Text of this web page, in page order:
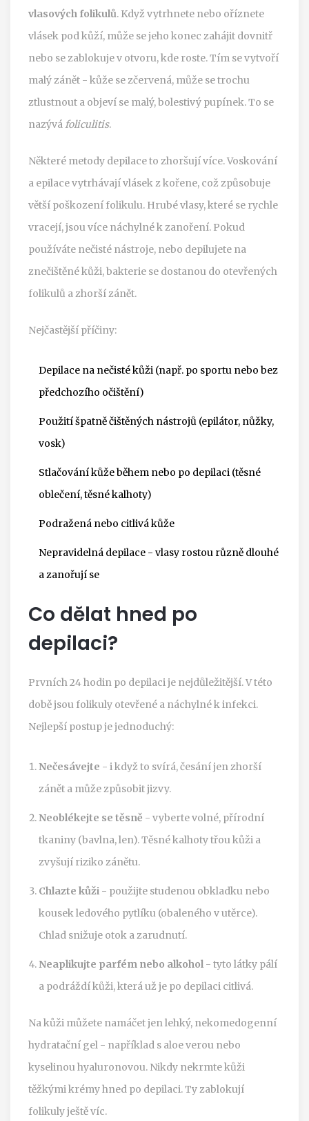
vlasových folikulů. Když vytrhnete nebo oříznete
vlásek pod kůží, může se jeho konec zahájit dovnitř
nebo se zablokuje v otvoru, kde roste. Tím se vytvoří
malý zánět - kůže se zčervená, může se trochu
ztlustnout a objeví se malý, bolestivý pupínek. To se
nazýváfoliculitis.
Některé metody depilace to zhoršují více. Voskování
a epilace vytrhávají vlásek z kořene, což způsobuje
větší poškození folikulu. Hrubé vlasy, které se rychle
vracejí, jsou více náchylné k zanoření. Pokud
používáte nečisté nástroje, nebo depilujete na
znečištěné kůži, bakterie se dostanou do otevřených
folikulů a zhorší zánět.
Nejčastější příčiny:
Depilace na nečisté kůži (např. po sportu nebo bez
předchozího očištění)
Použití špatně čištěných nástrojů (epilátor, nůžky,
vosk)
Stlačování kůže během nebo po depilaci (těsné
oblečení, těsné kalhoty)
Podražená nebo citlivá kůže
Nepravidelná depilace - vlasy rostou různě dlouhé
a zanořují se
Co dělat hned po
depilaci?
Prvních 24 hodin po depilaci je nejdůležitější. V této
době jsou folikuly otevřené a náchylné k infekci.
Nejlepší postup je jednoduchý:
Nečesávejte - i když to svírá, česání jen zhorší
zánět a může způsobit jizvy.
Neoblékejte se těsně - vyberte volné, přírodní
tkaniny (bavlna, len). Těsné kalhoty třou kůži a
zvyšují riziko zánětu.
Chlazte kůži - použijte studenou obkladku nebo
kousek ledového pytlíku (obaleného v utěrce).
Chlad snižuje otok a zarudnutí.
Neaplikujte parfém nebo alkohol - tyto látky pálí
a podráždí kůži, která už je po depilaci citlivá.
Na kůži můžete namáčet jen lehký, nekomedogenní
hydratační gel - například s aloe verou nebo
kyselinou hyaluronovou. Nikdy nekrmte kůži
těžkými krémy hned po depilaci. Ty zablokují
folikuly ještě víc.